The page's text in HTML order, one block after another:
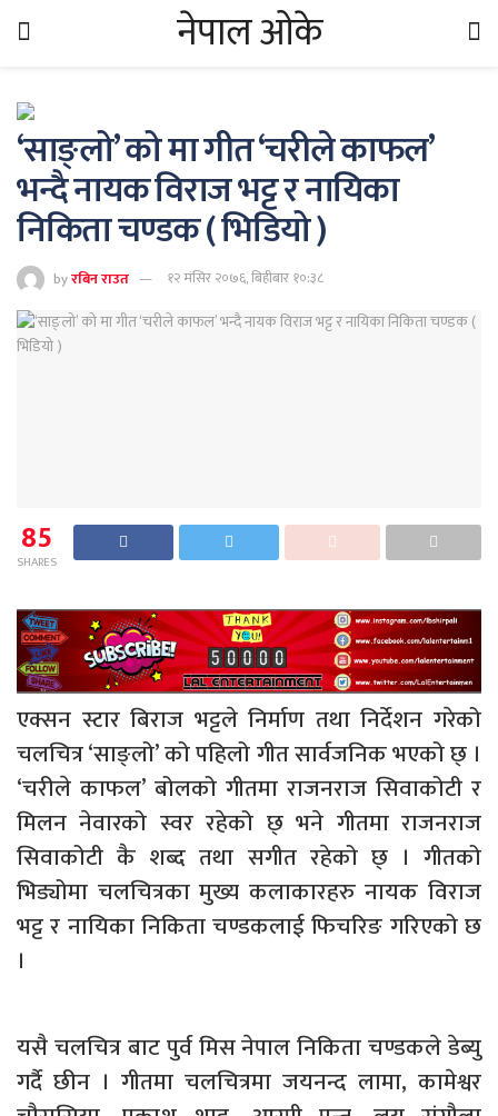
नेपाल ओके
‘साङ्लो’ को मा गीत ‘चरीले काफल’
भन्दै नायक विराज भट्ट र नायिका
निकिता चण्डक ( भिडियो )
byरबिन राउत १२ मंसिर २०७६, बिहीबार १०:३८
85
SHARES
एक्सन स्टार बिराज भट्टले निर्माण तथा निर्देशन गरेको
चलचित्र ‘साङ्लो’ को पहिलो गीत सार्वजनिक भएको छ् ।
‘चरीले काफल’ बोलको गीतमा राजनराज सिवाकोटी र
मिलन नेवारको स्वर रहेको छ् भने गीतमा राजनराज
सिवाकोटी कै शब्द तथा सगीत रहेको छ् । गीतको
भिड्योमा चलचित्रका मुख्य कलाकारहरु नायक विराज
भट्ट र नायिका निकिता चण्डकलाई फिचरिङ गरिएको छ
।
यसै चलचित्र बाट पुर्व मिस नेपाल निकिता चण्डकले डेब्यु
गर्दै छीन । गीतमा चलचित्रमा जयनन्द लामा, कामेश्वर